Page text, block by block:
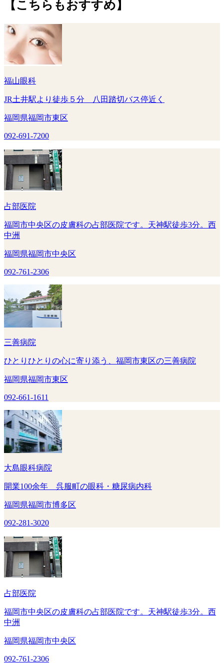
【こちらもおすすめ】
福山眼科
JR土井駅より徒歩５分 八田踏切バス停近く
福岡県福岡市東区
092-691-7200
占部医院
福岡市中央区の皮膚科の占部医院です。天神駅徒歩3分。西
中洲
福岡県福岡市中央区
092-761-2306
三善病院
ひとりひとりの心に寄り添う、福岡市東区の三善病院
福岡県福岡市東区
092-661-1611
大島眼科病院
開業100余年 呉服町の眼科・糖尿病内科
福岡県福岡市博多区
092-281-3020
占部医院
福岡市中央区の皮膚科の占部医院です。天神駅徒歩3分。西
中洲
福岡県福岡市中央区
092-761-2306